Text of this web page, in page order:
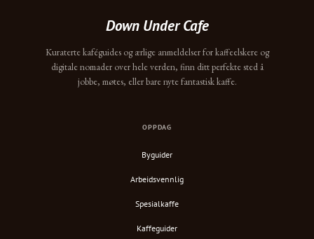
Down Under Cafe
Kuraterte kaféguides og ærlige anmeldelser for kaffeelskere og
digitale nomader over hele verden, finn ditt perfekte sted å
jobbe, møtes, eller bare nyte fantastisk kaffe.
OPPDAG
Byguider
Arbeidsvennlig
Spesialkaffe
Kaffeguider